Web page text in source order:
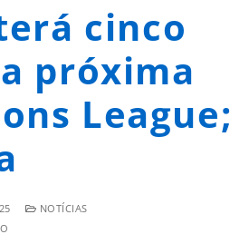
cinco
próxima
League;
NOTÍCIAS